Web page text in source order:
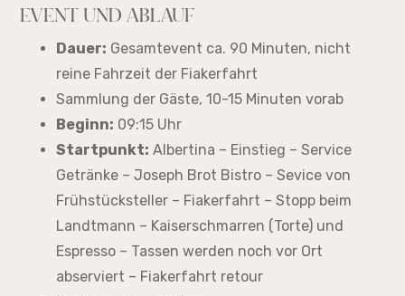
EVENT UND ABLAUF
Dauer: Gesamtevent ca. 90 Minuten, nicht
reine Fahrzeit der Fiakerfahrt
Sammlung der Gäste, 10-15 Minuten vorab
Beginn: 09:15 Uhr
Startpunkt: Albertina – Einstieg – Service
Getränke – Joseph Brot Bistro – Sevice von
Frühstücksteller – Fiakerfahrt – Stopp beim
Landtmann – Kaiserschmarren (Torte) und
Espresso – Tassen werden noch vor Ort
abserviert – Fiakerfahrt retour